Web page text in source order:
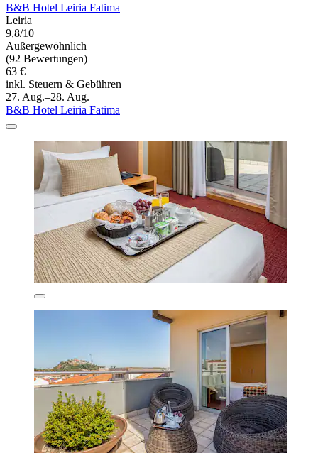
B&B Hotel Leiria Fatima
Leiria
9,8/10
Außergewöhnlich
(92 Bewertungen)
63 €
inkl. Steuern & Gebühren
27. Aug.–28. Aug.
B&B Hotel Leiria Fatima